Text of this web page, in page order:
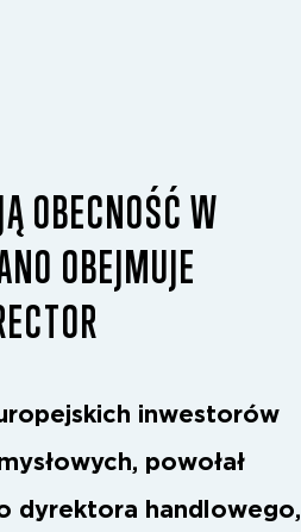
OBECNOŚĆ W
OBEJMUJE
inwestorów
powołał
dyrektora handlowego,